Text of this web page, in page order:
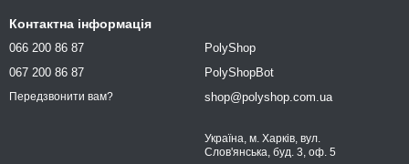
Контактна інформація
066 200 86 87
067 200 86 87
Передзвонити вам?
PolyShop
PolyShopBot
shop@polyshop.com.ua
Україна, м. Харків, вул.
Слов'янська, буд. 3, оф. 5